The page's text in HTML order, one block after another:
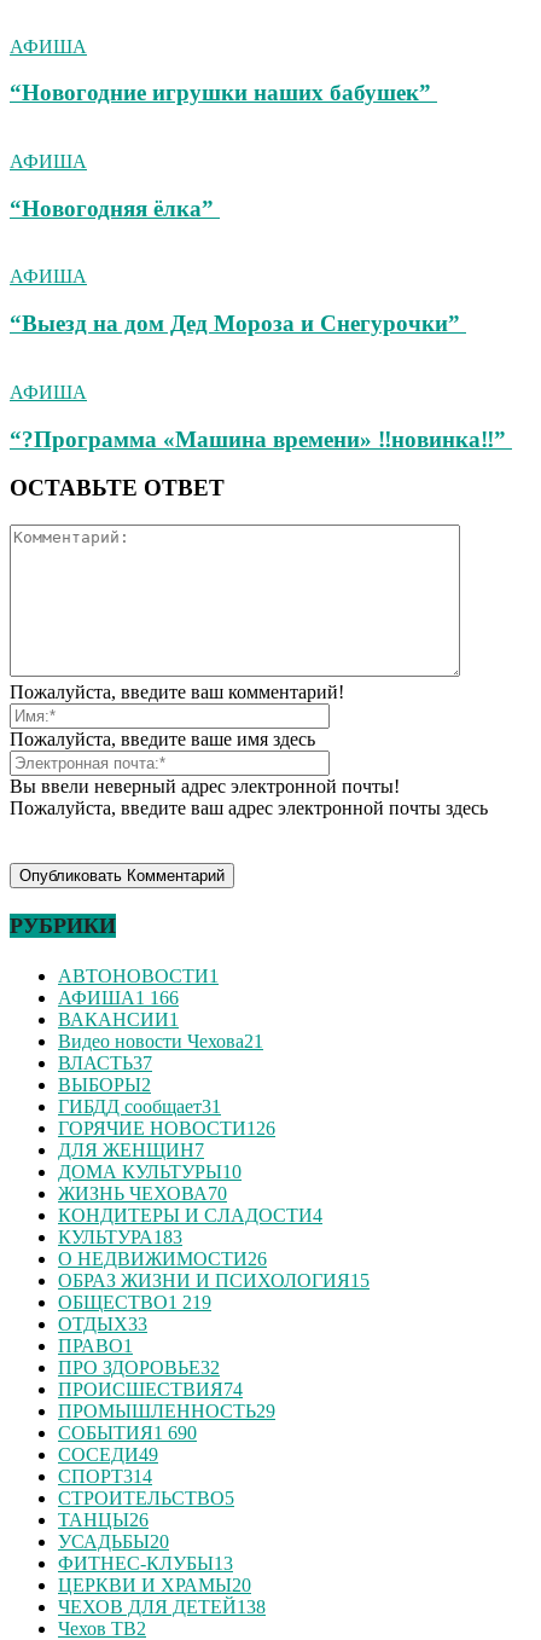
АФИША
“Новогодние игрушки наших бабушек”
АФИША
“Новогодняя ёлка”
АФИША
“Выезд на дом Дед Мороза и Снегурочки”
АФИША
“?Программа «Машина времени» ‼новинка‼”
ОСТАВЬТЕ ОТВЕТ
Пожалуйста, введите ваш комментарий!
Пожалуйста, введите ваше имя здесь
Вы ввели неверный адрес электронной почты!
Пожалуйста, введите ваш адрес электронной почты здесь
РУБРИКИ
АВТОНОВОСТИ1
АФИША1 166
ВАКАНСИИ1
Видео новости Чехова21
ВЛАСТЬ37
ВЫБОРЫ2
ГИБДД сообщает31
ГОРЯЧИЕ НОВОСТИ126
ДЛЯ ЖЕНЩИН7
ДОМА КУЛЬТУРЫ10
ЖИЗНЬ ЧЕХОВА70
КОНДИТЕРЫ И СЛАДОСТИ4
КУЛЬТУРА183
О НЕДВИЖИМОСТИ26
ОБРАЗ ЖИЗНИ И ПСИХОЛОГИЯ15
ОБЩЕСТВО1 219
ОТДЫХ33
ПРАВО1
ПРО ЗДОРОВЬЕ32
ПРОИСШЕСТВИЯ74
ПРОМЫШЛЕННОСТЬ29
СОБЫТИЯ1 690
СОСЕДИ49
СПОРТ314
СТРОИТЕЛЬСТВО5
ТАНЦЫ26
УСАДЬБЫ20
ФИТНЕС-КЛУБЫ13
ЦЕРКВИ И ХРАМЫ20
ЧЕХОВ ДЛЯ ДЕТЕЙ138
Чехов ТВ2